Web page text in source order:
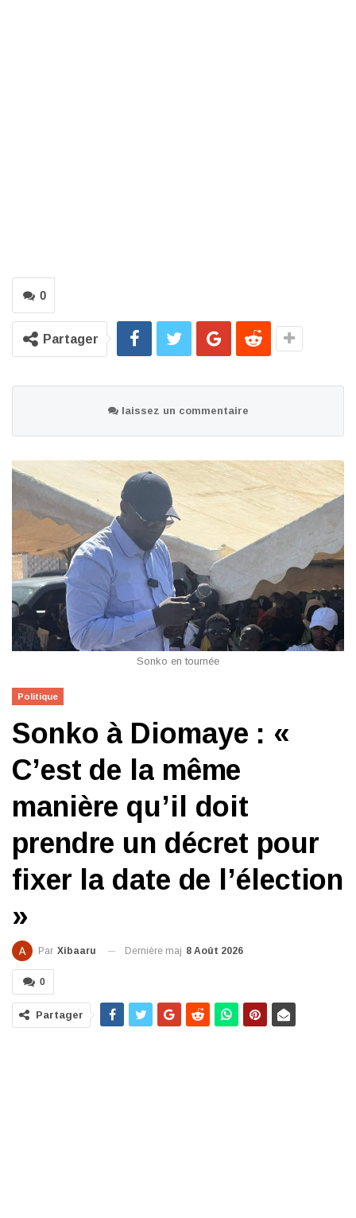
0
Partager
laissez un commentaire
Sonko en tournée
Politique
Sonko à Diomaye : «
C’est de la même
manière qu’il doit
prendre un décret pour
fixer la date de l’élection
»
Par Xibaaru Dernière maj 8 Août 2026
0
Partager